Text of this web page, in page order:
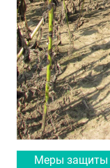
Меры защиты